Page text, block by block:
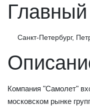
Санкт-Петербург,
Компания "Самолет"
московском рынке